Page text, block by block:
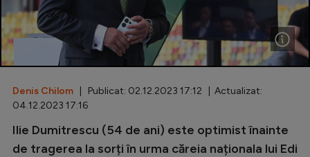
Diverse
Inedit
Clasamente
Champions League
Denis Chilom | Publicat: 02.12.2023 17:12 | Actualizat:
04.12.2023 17:16
Ilie Dumitrescu (54 de ani) este optimist înainte
de tragerea la sorți în urma căreia naționala lui Edi